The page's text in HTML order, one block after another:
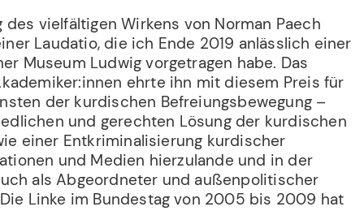
vielfältigen Wirkens von Norman Paech
Laudatio, die ich Ende 2019 anlässlich einer
Museum Ludwig vorgetragen habe. Das
ehrte ihn mit diesem Preis für
der kurdischen Befreiungsbewegung –
und gerechten Lösung der kurdischen
einer Entkriminalisierung kurdischer
und Medien hierzulande und in der
als Abgeordneter und außenpolitischer
Linke im Bundestag von 2005 bis 2009 hat